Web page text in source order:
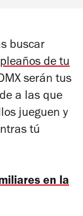
buscar
de tu
serán tus
a las que
jueguen y
tú
en la